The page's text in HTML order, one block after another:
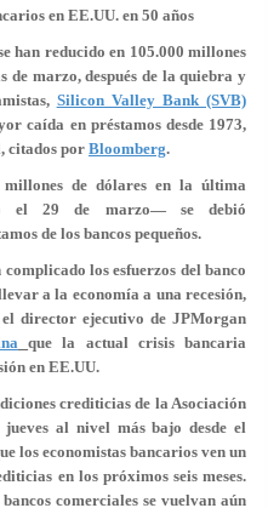
en EE.UU. en 50 años
han reducidoen 105.000 millones
de marzo, después de la quiebra y
Silicon Valley Bank (SVB)
caída en préstamos desde 1973,
citados por Bloomberg.
de dólares en la última
el 29 de marzo— se debió
de los bancos pequeños.
los esfuerzos del banco
a la economía a una recesión,
director ejecutivo de JPMorgan
que la actual crisis bancaria
en EE.UU.
crediticias de la Asociación
jueves al nivel más bajo desde el
los economistas bancarios ven un
en los próximos seis meses.
comerciales se vuelvan aún